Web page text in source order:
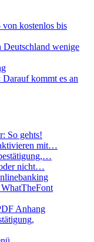
kostenlos bis
wenige
kommt es an
So gehts!
mit…
nicht…
Anhang